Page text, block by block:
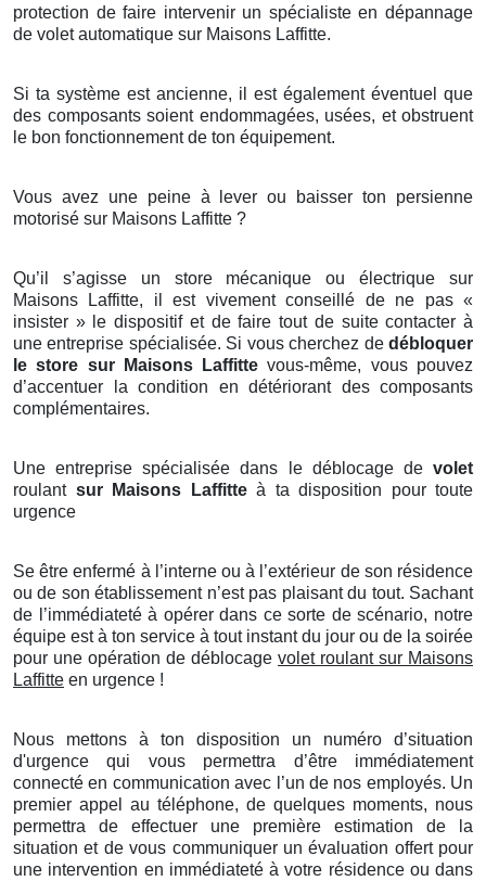
protection de faire intervenir un spécialiste en dépannage
de volet automatique sur Maisons Laffitte.
Si ta système est ancienne, il est également éventuel que
des composants soient endommagées, usées, et obstruent
le bon fonctionnement de ton équipement.
Vous avez une peine à lever ou baisser ton persienne
motorisé sur Maisons Laffitte ?
Qu’il s’agisse un store mécanique ou électrique sur
Maisons Laffitte, il est vivement conseillé de ne pas «
insister » le dispositif et de faire tout de suite contacter à
une entreprise spécialisée. Si vous cherchez de débloquer
le store sur Maisons Laffitte vous-même, vous pouvez
d’accentuer la condition en détériorant des composants
complémentaires.
Une entreprise spécialisée dans le déblocage de volet
roulant sur Maisons Laffitteà ta disposition pour toute
urgence
Se être enfermé à l’interne ou à l’extérieur de son résidence
ou de son établissement n’est pas plaisant du tout. Sachant
de l’immédiateté à opérer dans ce sorte de scénario, notre
équipe est à ton service à tout instant du jour ou de la soirée
pour une opération de déblocage volet roulant sur Maisons
Laffitte en urgence !
Nous mettons à ton disposition un numéro d’situation
d'urgence qui vous permettra d’être immédiatement
connecté en communication avec l’un de nos employés. Un
premier appel au téléphone, de quelques moments, nous
permettra de effectuer une première estimation de la
situation et de vous communiquer un évaluation offert pour
une intervention en immédiateté à votre résidence ou dans